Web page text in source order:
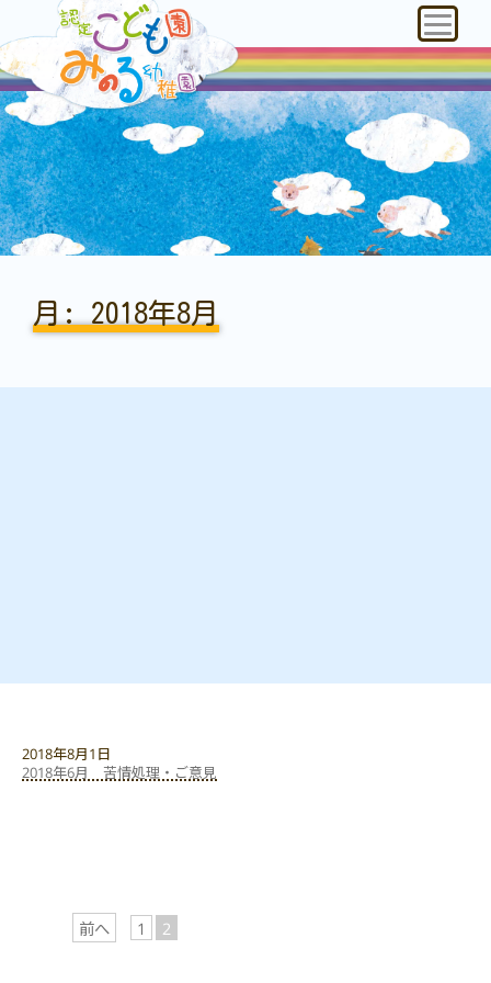
月: 2018年8月
2018年8月1日
2018年6月 苦情処理・ご意見
前へ 1 2